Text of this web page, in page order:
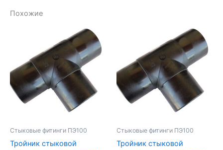
Похожие
Стыковые фитинги ПЭ100
Тройник стыковой
Стыковые фитинги ПЭ100
Тройник стыковой